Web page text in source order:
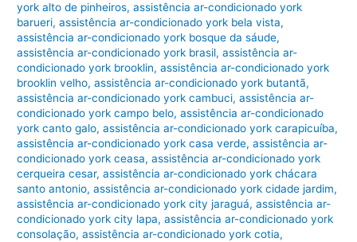
york alto de pinheiros,assistência ar-condicionado york
barueri,assistência ar-condicionado york bela vista,
assistência ar-condicionado york bosque da sáude,
assistência ar-condicionado york brasil,assistência ar-
condicionado york brooklin,assistência ar-condicionado york
brooklin velho,assistência ar-condicionado york butantã,
assistência ar-condicionado york cambuci,assistência ar-
condicionado york campo belo,assistência ar-condicionado
york canto galo,assistência ar-condicionado york carapicuíba,
assistência ar-condicionado york casa verde,assistência ar-
condicionado york ceasa,assistência ar-condicionado york
cerqueira cesar,assistência ar-condicionado york chácara
santo antonio,assistência ar-condicionado york cidade jardim,
assistência ar-condicionado york city jaraguá,assistência ar-
condicionado york city lapa,assistência ar-condicionado york
consolação,assistência ar-condicionado york cotia,